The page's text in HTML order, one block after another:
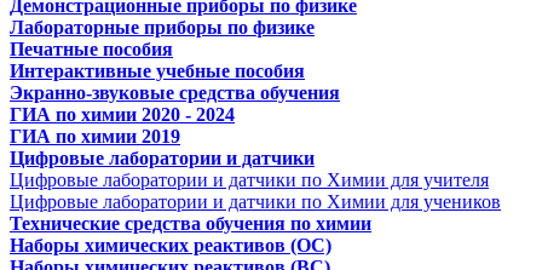
Демонстрационные приборы по физике
Лабораторные приборы по физике
Печатные пособия
Интерактивные учебные пособия
Экранно-звуковые средства обучения
ГИА по химии 2020 - 2024
ГИА по химии 2019
Цифровые лаборатории и датчики
Цифровые лаборатории и датчики по Химии для учителя
Цифровые лаборатории и датчики по Химии для учеников
Технические средства обучения по химии
Наборы химических реактивов (ОС)